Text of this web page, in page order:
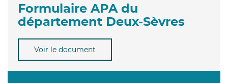
Formulaire APA du
département Deux-Sèvres
Voir le document